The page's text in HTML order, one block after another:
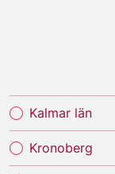
Kalmar län
Kronoberg